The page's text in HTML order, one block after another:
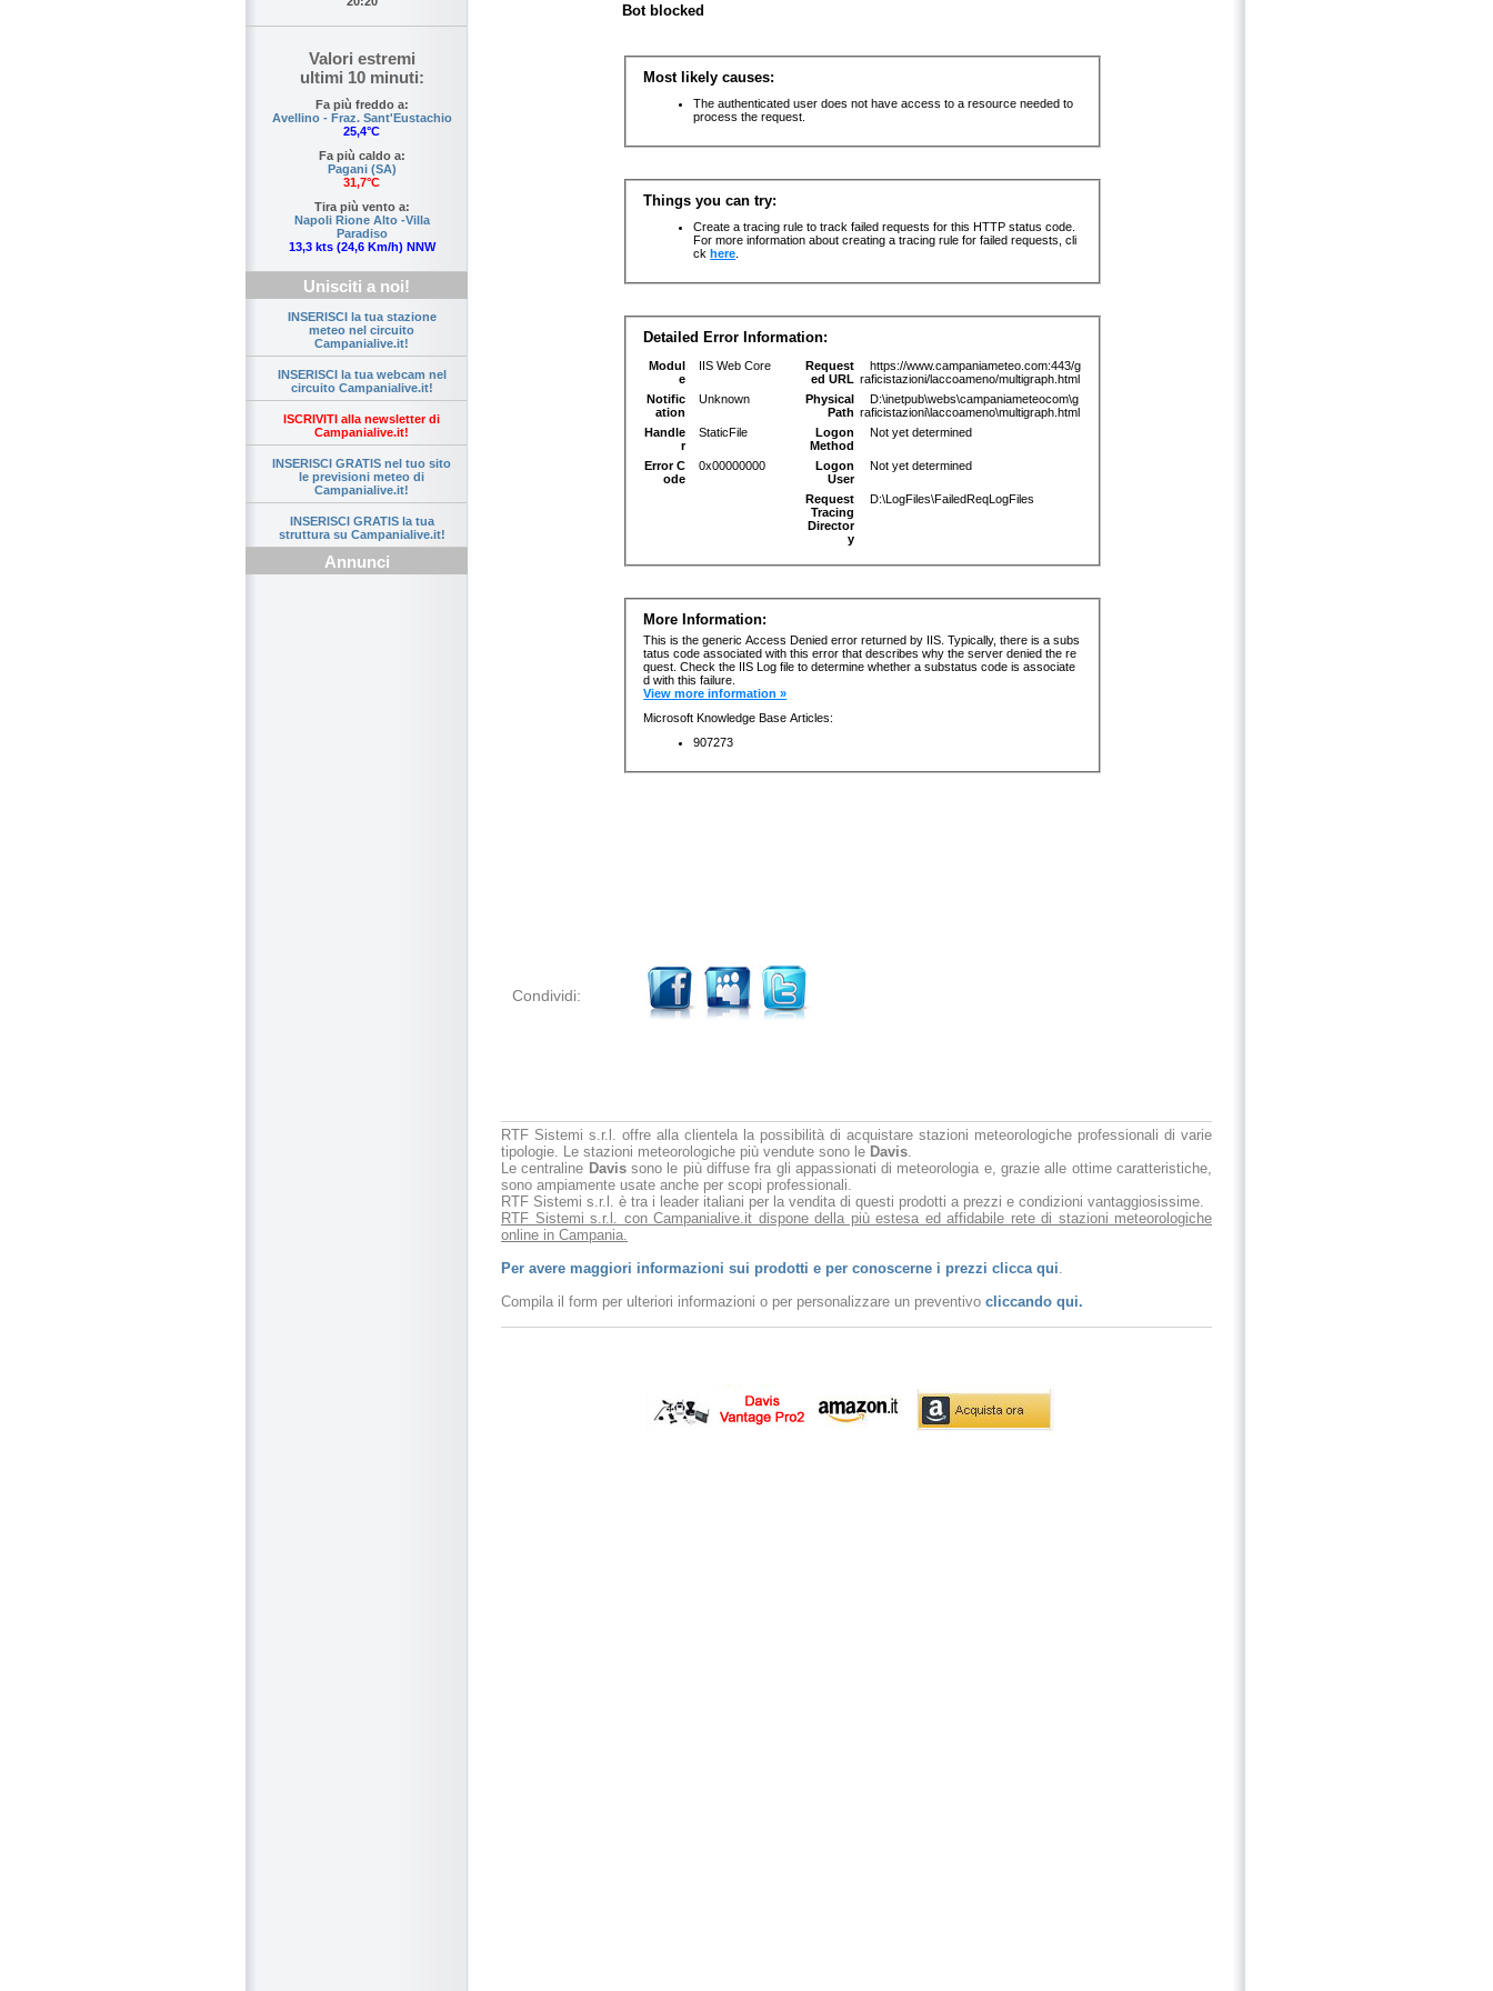
Valori estremi
ultimi 10 minuti:
Fa più freddo a:
Avellino - Fraz. Sant'Eustachio
25,4°C
Fa più caldo a:
Pagani (SA)
31,7°C
Tira più vento a:
Napoli Rione Alto -Villa
Paradiso
13,3 kts (24,6 Km/h) NNW
Unisciti a noi!
INSERISCI la tua stazione
meteo nel circuito
Campanialive.it!
INSERISCI la tua webcam nel
circuito Campanialive.it!
ISCRIVITI alla newsletter di
Campanialive.it!
INSERISCI GRATIS nel tuo sito
le previsioni meteo di
Campanialive.it!
INSERISCI GRATIS la tua
struttura su Campanialive.it!
Annunci
Condividi:
RTF Sistemi s.r.l. offre alla clientela la possibilità di acquistare stazioni meteorologiche professionali di varie
tipologie. Le stazioni meteorologiche più vendute sono le Davis.
Le centraline Davissono le più diffuse fra gli appassionati di meteorologia e, grazie alle ottime caratteristiche,
sono ampiamente usate anche per scopi professionali.
RTF Sistemi s.r.l. è tra i leader italiani per la vendita di questi prodotti a prezzi e condizioni vantaggiosissime.
RTF Sistemi s.r.l. con Campanialive.it dispone della più estesa ed affidabile rete di stazioni meteorologiche
online in Campania.
Per avere maggiori informazioni sui prodotti e per conoscerne i prezzi clicca qui.
Compila il form per ulteriori informazioni o per personalizzare un preventivo cliccando qui.